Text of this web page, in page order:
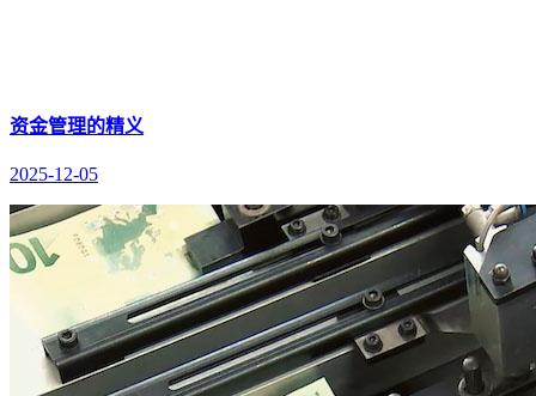
资金管理的精义
2025-12-05